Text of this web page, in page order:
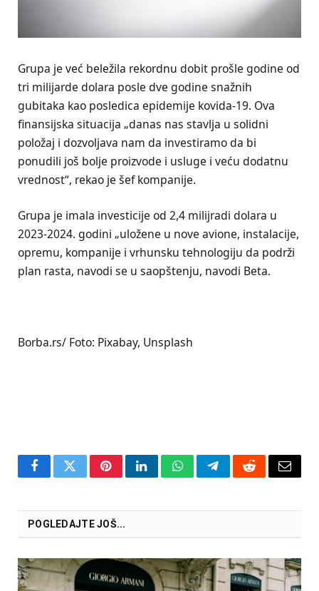
Grupa je već beležila rekordnu dobit prošle godine od
tri milijarde dolara posle dve godine snažnih
gubitaka kao posledica epidemije kovida-19. Ova
finansijska situacija „danas nas stavlja u solidni
položaj i dozvoljava nam da investiramo da bi
ponudili još bolje proizvode i usluge i veću dodatnu
vrednost“, rekao je šef kompanije.
Grupa je imala investicije od 2,4 milijradi dolara u
2023-2024. godini „uložene u nove avione, instalacije,
opremu, kompanije i vrhunsku tehnologiju da podrži
plan rasta, navodi se u saopštenju, navodi Beta.
Borba.rs/ Foto: Pixabay, Unsplash
FacebookTwitterPinterestLinkedInWhatsAppTelegramRedditEmail
POGLEDAJTE JOŠ...